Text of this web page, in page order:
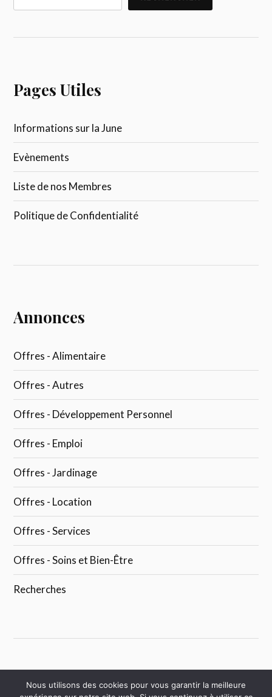
Pages Utiles
Informations sur la June
Evènements
Liste de nos Membres
Politique de Confidentialité
Annonces
Offres - Alimentaire
Offres - Autres
Offres - Développement Personnel
Offres - Emploi
Offres - Jardinage
Offres - Location
Offres - Services
Offres - Soins et Bien-Être
Recherches
Nous utilisons des cookies pour vous garantir la meilleure